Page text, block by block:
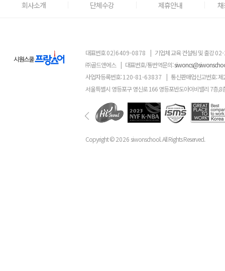
회사소개 단체수강 제휴안내
대표번호02)6409-0878 | 기업체 교육 컨설팅 및 출강
㈜골드앤에스 | 대표번호/통번역문의:
사업자등록번호:120-81-63837 | 통신판매업신고번호: 제
서울특별시 영등포구 영신로 166 영등포반도아이비밸리 7층,8
Copyright ©2026 siwonschool. All Rights Reserved.